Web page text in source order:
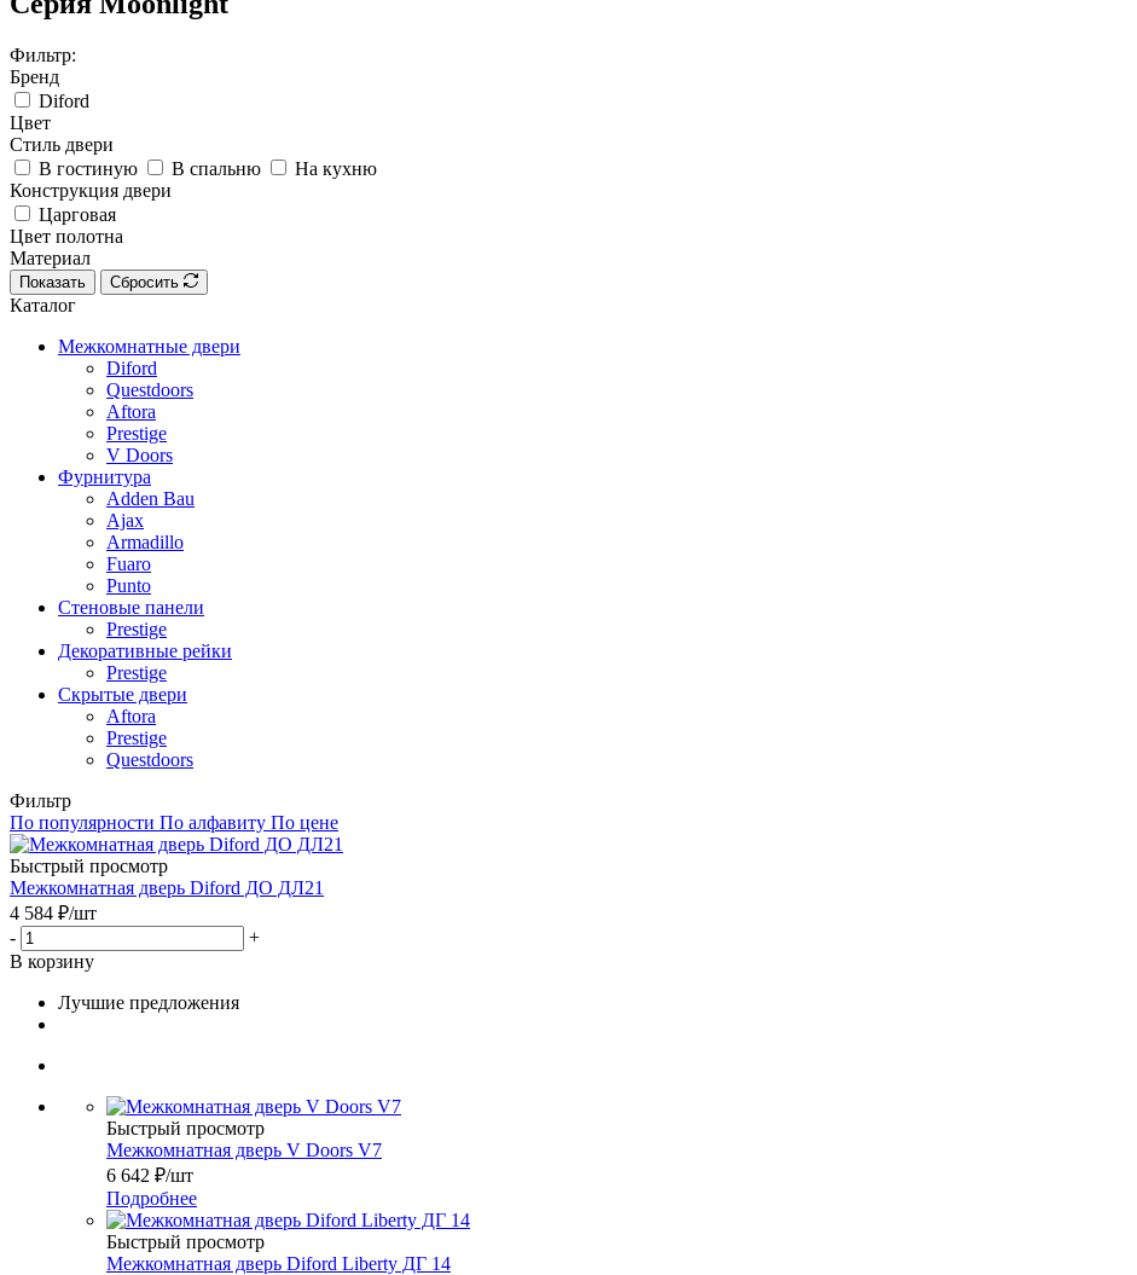
Фильтр:
Бренд
Diford
Цвет
Стиль двери
В гостиную
В спальню
На кухню
Конструкция двери
Царговая
Цвет полотна
Материал
Показать Сбросить
Каталог
Межкомнатные двери
Diford
Questdoors
Aftora
Prestige
V Doors
Фурнитура
Adden Bau
Ajax
Armadillo
Fuaro
Punto
Стеновые панели
Prestige
Декоративные рейки
Prestige
Скрытые двери
Aftora
Prestige
Questdoors
Фильтр
По популярности По алфавиту По цене
Быстрый просмотр
Межкомнатная дверь Diford ДО ДЛ21
4 584 ₽/шт
-
+
В корзину
Лучшие предложения
Быстрый просмотр
Межкомнатная дверь V Doors V7
6 642 ₽/шт
Подробнее
Быстрый просмотр
Межкомнатная дверь Diford Liberty ДГ 14